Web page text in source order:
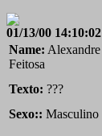
01/13/00 14:10:02
Name: Alexandre
Feitosa
Texto: ???
Sexo:: Masculino